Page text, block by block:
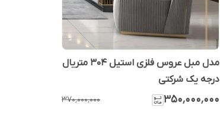
مدل مبل عروس فلزی استیل ۳۰۴ متریال
درجه یک شرکتی
۳۵۰٬۰۰۰٬۰۰۰ ۳۷۰٬۰۰۰٬۰۰۰